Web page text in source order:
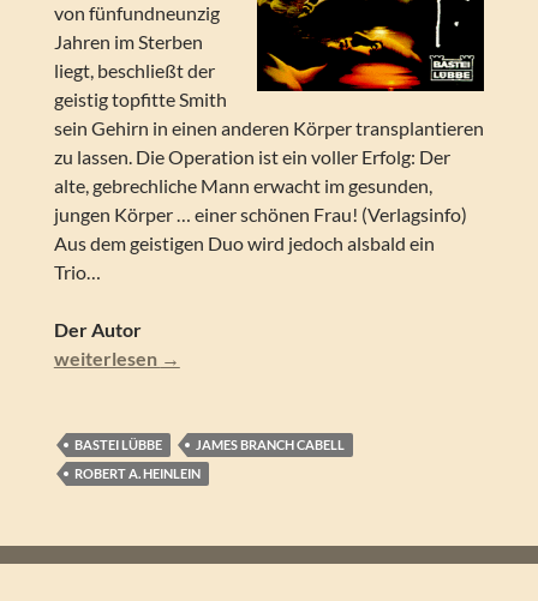
von fünfundneunzig
Jahren im Sterben
liegt, beschließt der
geistig topfitte Smith
sein Gehirn in einen anderen Körper transplantieren
zu lassen. Die Operation ist ein voller Erfolg: Der
alte, gebrechliche Mann erwacht im gesunden,
jungen Körper … einer schönen Frau! (Verlagsinfo)
Aus dem geistigen Duo wird jedoch alsbald ein
Trio…
Der Autor
Robert A. Heinlein – Das geschenkte Leben. SF-Roman
weiterlesen →
BASTEI LÜBBE
JAMES BRANCH CABELL
ROBERT A. HEINLEIN